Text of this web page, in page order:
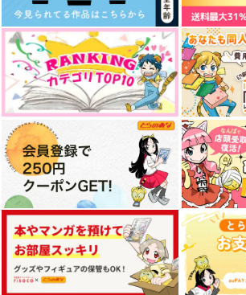
不自然な家
おれのしま
944円 （税込）
両面宿儺×伏黒恵
サンプル
作品詳細
Another wave. ある
日の双子アルバイター
の話
とふ屋
472円（税込）
両面宿儺×虎杖悠仁
サンプル
作品詳細